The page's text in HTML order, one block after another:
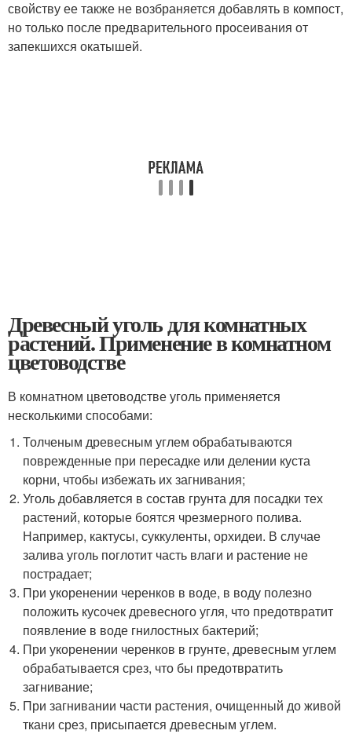
свойству ее также не возбраняется добавлять в компост,
но только после предварительного просеивания от
запекшихся окатышей.
Древесный уголь для комнатных
растений. Применение в комнатном
цветоводстве
В комнатном цветоводстве уголь применяется
несколькими способами:
Толченым древесным углем обрабатываются
поврежденные при пересадке или делении куста
корни, чтобы избежать их загнивания;
Уголь добавляется в состав грунта для посадки тех
растений, которые боятся чрезмерного полива.
Например, кактусы, суккуленты, орхидеи. В случае
залива уголь поглотит часть влаги и растение не
пострадает;
При укоренении черенков в воде, в воду полезно
положить кусочек древесного угля, что предотвратит
появление в воде гнилостных бактерий;
При укоренении черенков в грунте, древесным углем
обрабатывается срез, что бы предотвратить
загнивание;
При загнивании части растения, очищенный до живой
ткани срез, присыпается древесным углем.